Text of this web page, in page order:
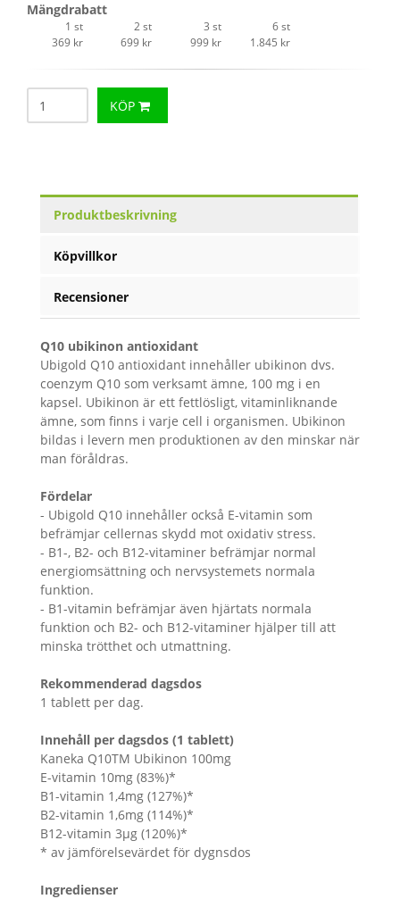
Mängdrabatt
1 st
369 kr
2 st
699 kr
3 st
999 kr
6 st
1.845 kr
KÖP
Produktbeskrivning
Köpvillkor
Recensioner
Q10 ubikinon antioxidant
Ubigold Q10 antioxidant innehåller ubikinon dvs.
coenzym Q10 som verksamt ämne, 100 mg i en
kapsel. Ubikinon är ett fettlösligt, vitaminliknande
ämne, som finns i varje cell i organismen. Ubikinon
bildas i levern men produktionen av den minskar när
man föråldras.
Fördelar
- Ubigold Q10 innehåller också E-vitamin som
befrämjar cellernas skydd mot oxidativ stress.
- B1-, B2- och B12-vitaminer befrämjar normal
energiomsättning och nervsystemets normala
funktion.
- B1-vitamin befrämjar även hjärtats normala
funktion och B2- och B12-vitaminer hjälper till att
minska trötthet och utmattning.
Rekommenderad dagsdos
1 tablett per dag.
Innehåll per dagsdos (1 tablett)
Kaneka Q10TM Ubikinon 100mg
E-vitamin 10mg (83%)*
B1-vitamin 1,4mg (127%)*
B2-vitamin 1,6mg (114%)*
B12-vitamin 3μg (120%)*
* av jämförelsevärdet för dygnsdos
Ingredienser